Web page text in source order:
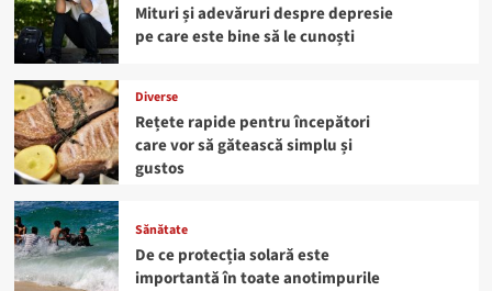
Mituri și adevăruri despre depresie
pe care este bine să le cunoști
Diverse
Rețete rapide pentru începători
care vor să gătească simplu și
gustos
Sănătate
De ce protecția solară este
importantă în toate anotimpurile